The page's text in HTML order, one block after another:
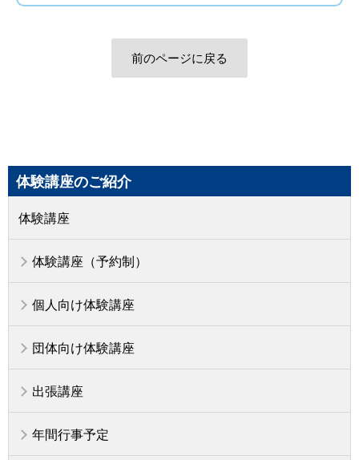
前のページに戻る
体験講座のご紹介
体験講座
体験講座（予約制）
個人向け体験講座
団体向け体験講座
出張講座
年間行事予定